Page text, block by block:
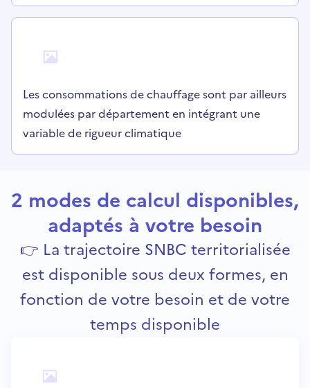
Les consommations de chauffage sont par ailleurs
modulées par département en intégrant une
variable de rigueur climatique
2 modes de calcul disponibles,
adaptés à votre besoin
👉 La trajectoire SNBC territorialisée
est disponible sous deux formes, en
fonction de votre besoin et de votre
temps disponible